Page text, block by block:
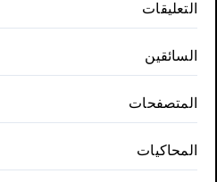
التعليقات
السائقين
المتصفحات
المحاكيات